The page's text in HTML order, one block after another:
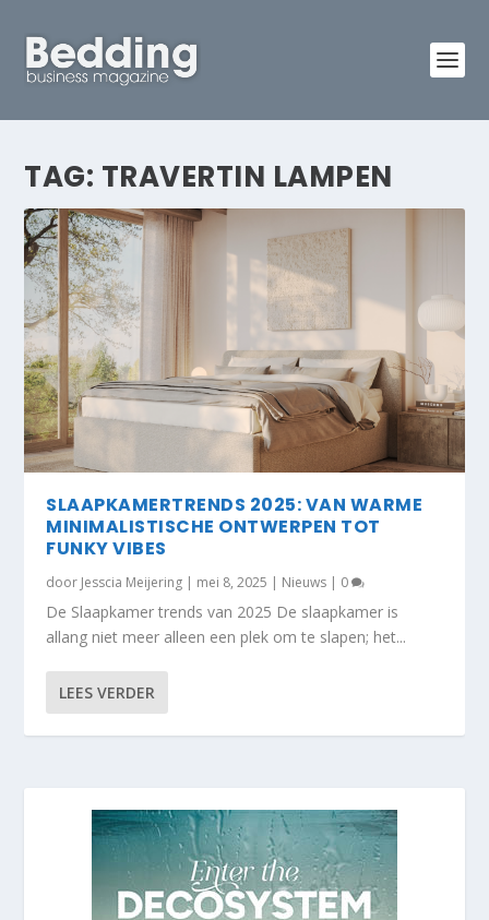
TAG: TRAVERTIN LAMPEN
SLAAPKAMERTRENDS 2025: VAN WARME
MINIMALISTISCHE ONTWERPEN TOT
FUNKY VIBES
door Jesscia Meijering | mei 8, 2025 | Nieuws | 0
De Slaapkamer trends van 2025 De slaapkamer is
allang niet meer alleen een plek om te slapen; het...
LEES VERDER